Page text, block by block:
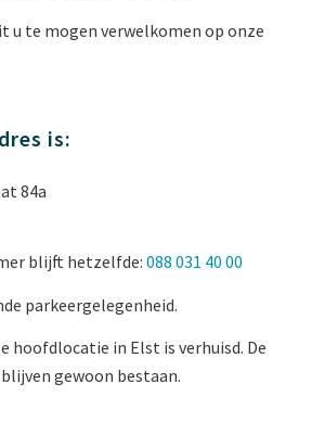
u te mogen verwelkomen op onze
is:
84a
blijft hetzelfde: 088 031 40 00
parkeergelegenheid.
hoofdlocatie in Elst is verhuisd. De
gewoon bestaan.